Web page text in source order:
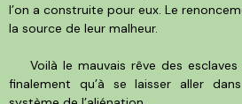
l’on a construite pour eux. Le
la source de leur malheur.
Voilà le mauvais rêve des esclaves
finalement qu’à se laisser aller